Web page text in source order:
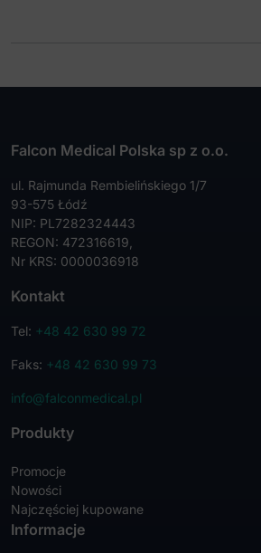
Falcon Medical Polska sp z o.o.
ul. Rajmunda Rembielińskiego 1/7
93-575 Łódź
NIP: PL7282324443
REGON: 472316619,
Nr KRS: 0000036918
Kontakt
Tel: +48 42 630 99 72
Faks: +48 42 630 99 73
info@falconmedical.pl
Produkty
Promocje
Nowości
Najczęściej kupowane
Informacje